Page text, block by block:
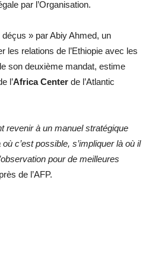
par l’Organisation.
» par Abiy Ahmed, un
les relations de l’Ethiopie avec les
son deuxième mandat, estime
l’Africa Center de l’Atlantic
revenir à un manuel stratégique
c’est possible, s’impliquer là où il
pour de meilleures
de l’AFP.